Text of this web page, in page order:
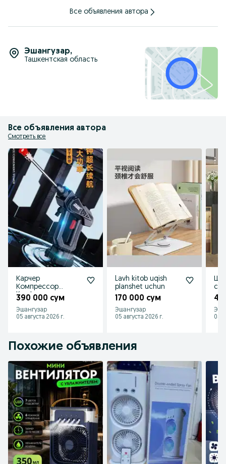
Все объявления автора
Эшангузар,
Ташкентская область
Все объявления автора
Смотреть все
Карчер
Компрессор
Karcher с
аккумулятором,
датчик скорости
до 10 Китай
390 000 сум
Эшангузар
05 августа 2026 г.
Lavh kitob uqish
planshet uchun
170 000 сум
Эшангузар
05 августа 2026 г.
05
Похожие объявления